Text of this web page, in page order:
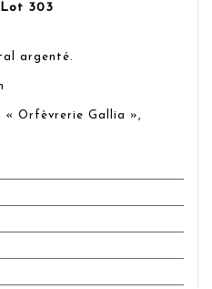
303
argenté.
« Orfèvrerie Gallia »,